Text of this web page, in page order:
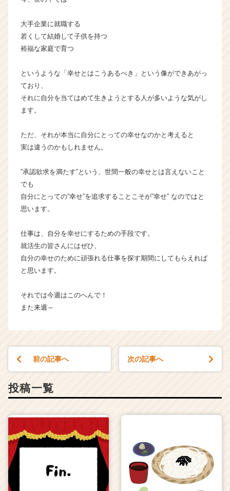
大手企業に就職する
若くして結婚して子供を持つ
裕福な家庭で育つ
というような「幸せとはこうあるべき」という像ができあがっ
ており、
それに自分を当てはめて生きようとする人が多いような気がし
ます。
ただ、それが本当に自分にとっての幸せなのかと考えると
実は違うのかもしれません。
”承認欲求を満たす”という、世間一般の幸せとは言えないこと
でも
自分にとっての”幸せ”を追求することこそが”幸せ” なのではと
思います。
仕事は、自分を幸せにするための手段です。
就活生の皆さんにはぜひ、
自分の幸せのために頑張れる仕事を探す期間にしてもらえれば
と思います。
それでは今週はこのへんで！
また来週～
前の記事へ 次の記事へ
投稿一覧